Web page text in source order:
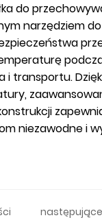
do
narzędziem
i transportu.
niezawodne i